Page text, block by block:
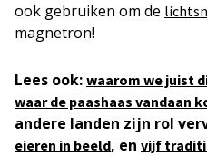
ook gebruiken om de
magnetron!
Lees ook: waarom we juist
waar de paashaas vandaan
andere landen zijn rol
eieren in beeld, en vijf